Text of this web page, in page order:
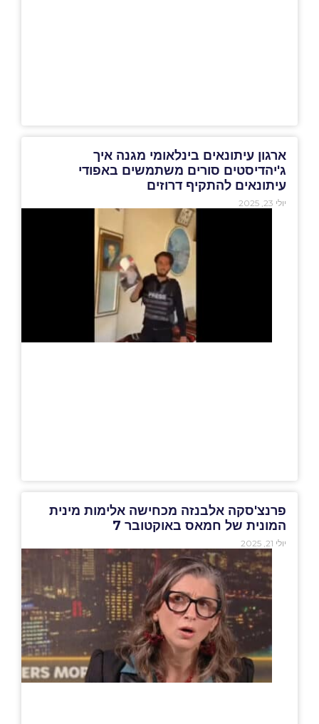
ארגון עיתונאים בינלאומי מגנה איך
ג'יהדיסטים סורים משתמשים באפודי
עיתונאים להתקיף דרוזים
יולי 23, 2025
פרנצ'סקה אלבנזה מכחישה אלימות מינית
המונית של חמאס באוקטובר 7
יולי 21, 2025